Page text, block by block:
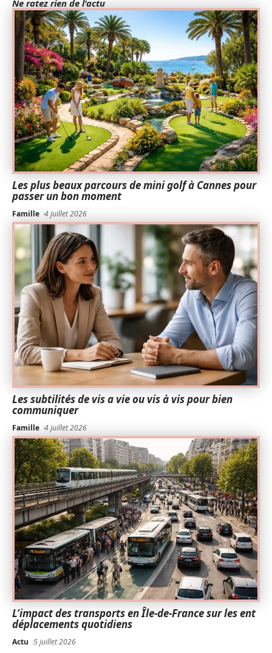
Ne ratez rien de l'actu
Les plus beaux parcours de mini golf à Cannes pour
passer un bon moment
Famille 4 juillet 2026
Les subtilités de vis a vie ou vis à vis pour bien
communiquer
Famille 4 juillet 2026
L’impact des transports en Île-de-France sur les ent
déplacements quotidiens
Actu 5 juillet 2026